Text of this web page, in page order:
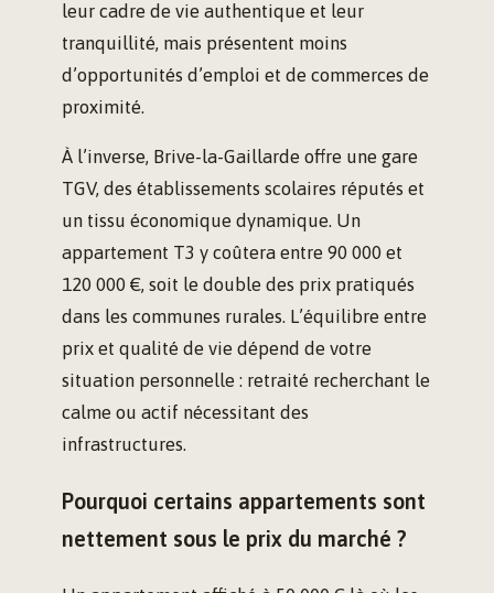
leur cadre de vie authentique et leur
tranquillité, mais présentent moins
d’opportunités d’emploi et de commerces de
proximité.
À l’inverse, Brive-la-Gaillarde offre une gare
TGV, des établissements scolaires réputés et
un tissu économique dynamique. Un
appartement T3 y coûtera entre 90 000 et
120 000 €, soit le double des prix pratiqués
dans les communes rurales. L’équilibre entre
prix et qualité de vie dépend de votre
situation personnelle : retraité recherchant le
calme ou actif nécessitant des
infrastructures.
Pourquoi certains appartements sont
nettement sous le prix du marché ?